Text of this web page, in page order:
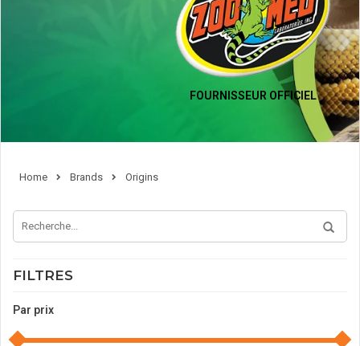
FOURNISSEUR OFFICIEL
Home Brands Origins
FILTRES
Par prix